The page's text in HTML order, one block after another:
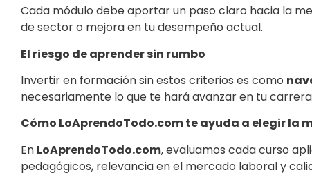
Cada módulo debe aportar un paso claro hacia la
de sector o mejora en tu desempeño actual.
El riesgo de aprender sin rumbo
Invertir en formación sin estos criterios es como
necesariamente lo que te hará avanzar en tu
Cómo LoAprendoTodo.com te ayuda a elegir la
En LoAprendoTodo.com, evaluamos cada curso
pedagógicos, relevancia en el mercado laboral y